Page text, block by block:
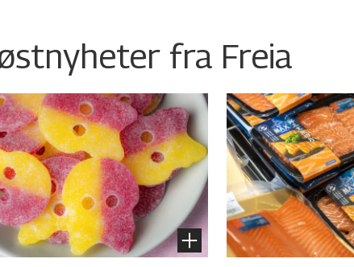
fra Freia